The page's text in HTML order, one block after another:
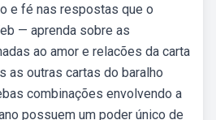
e fé nas respostas que o
— aprenda sobre as
ao amor e relacões da carta
as outras cartas do baralho
combinações envolvendo a
possuem um poder único de